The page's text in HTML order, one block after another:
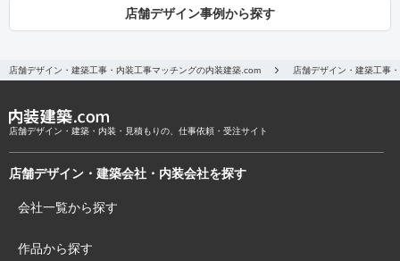
店舗デザイン事例から探す
店舗デザイン・建築工事・内装工事マッチングの内装建築.com 店舗デザイン・建築工事
店舗デザイン・建築・内装・見積もりの、仕事依頼・受注サイト
店舗デザイン・建築会社・内装会社を探す
会社一覧から探す
作品から探す